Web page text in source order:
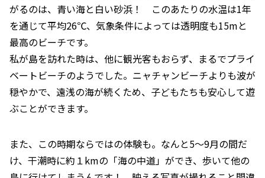
がるのは、青い海と白い砂浜！ このあたりの水温は1年
を通じて平均26℃、気象条件によっては透明度も15mと
最高のビーチです。
私が島を訪れた時は、他に観光客もおらず、まるでプライ
ベートビーチのようでした。ニャチャンビーチよりも波が
穏やかで、遠浅の海が続くため、子どもたちも安心して遊
ぶことができます。
また、この時期ならではの体験も。なんと5〜9月の間だ
け、干潮時に約１kmの「海の中道」ができ、歩いて他の